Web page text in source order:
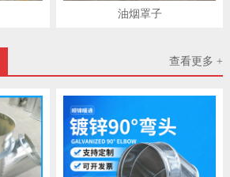
油烟罩子
查看更多 +